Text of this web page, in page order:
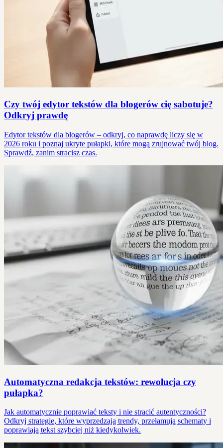
Czy twój edytor tekstów dla blogerów cię sabotuje?
Odkryj prawdę
Edytor tekstów dla blogerów – odkryj, co naprawdę liczy się w
2026 roku i poznaj ukryte pułapki, które mogą zrujnować twój blog.
Sprawdź, zanim stracisz czas.
Automatyczna redakcja tekstów: rewolucja czy
pułapka?
Jak automatycznie poprawiać teksty i nie stracić autentyczności?
Odkryj strategie, które wyprzedzają trendy, przełamują schematy i
poprawiają tekst szybciej niż kiedykolwiek.